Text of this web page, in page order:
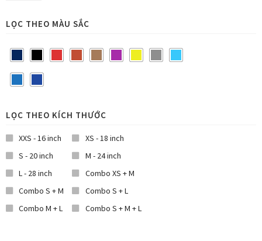
LỌC THEO MÀU SẮC
LỌC THEO KÍCH THƯỚC
XXS - 16 inch
XS - 18 inch
S - 20 inch
M - 24 inch
L - 28 inch
Combo XS + M
Combo S + M
Combo S + L
Combo M + L
Combo S + M + L